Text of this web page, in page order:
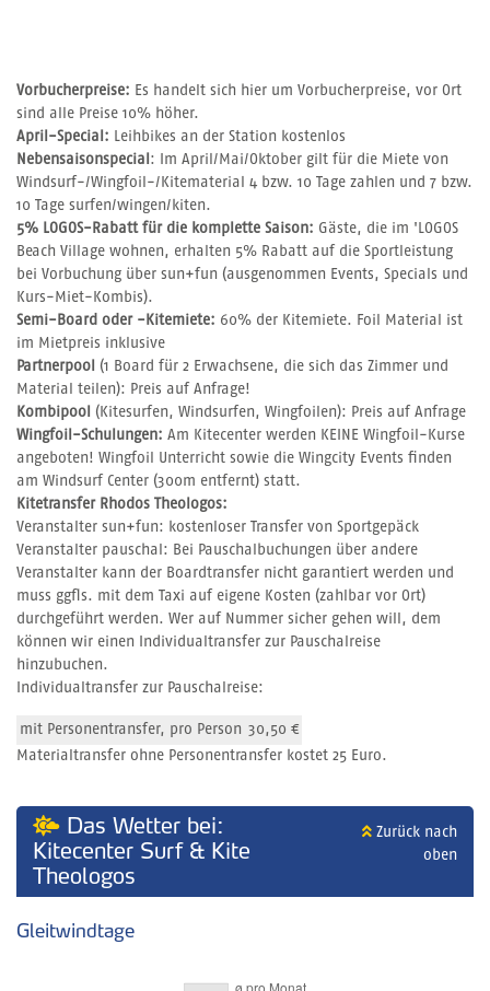
Vorbucherpreise: Es handelt sich hier um Vorbucherpreise, vor Ort
sind alle Preise 10% höher.
April-Special: Leihbikes an der Station kostenlos
Nebensaisonspecial : Im April/Mai/Oktober gilt für die Miete von
Windsurf-/Wingfoil-/Kitematerial 4 bzw. 10 Tage zahlen und 7 bzw.
10 Tage surfen/wingen/kiten.
5% LOGOS-Rabatt für die komplette Saison: Gäste, die im 'LOGOS
Beach Village wohnen, erhalten 5% Rabatt auf die Sportleistung
bei Vorbuchung über sun+fun (ausgenommen Events, Specials und
Kurs-Miet-Kombis).
Semi-Board oder -Kitemiete: 60% der Kitemiete. Foil Material ist
im Mietpreis inklusive
Partnerpool (1 Board für 2 Erwachsene, die sich das Zimmer und
Material teilen): Preis auf Anfrage!
Kombipool (Kitesurfen, Windsurfen, Wingfoilen): Preis auf Anfrage
Wingfoil-Schulungen: Am Kitecenter werden KEINE Wingfoil-Kurse
angeboten! Wingfoil Unterricht sowie die Wingcity Events finden
am Windsurf Center (300m entfernt) statt.
Kitetransfer Rhodos Theologos:
Veranstalter sun+fun: kostenloser Transfer von Sportgepäck
Veranstalter pauschal: Bei Pauschalbuchungen über andere
Veranstalter kann der Boardtransfer nicht garantiert werden und
muss ggfls. mit dem Taxi auf eigene Kosten (zahlbar vor Ort)
durchgeführt werden. Wer auf Nummer sicher gehen will, dem
können wir einen Individualtransfer zur Pauschalreise
hinzubuchen.
Individualtransfer zur Pauschalreise:
mit Personentransfer, pro Person 30,50 €
Materialtransfer ohne Personentransfer kostet 25 Euro.
Das Wetter bei:
Kitecenter Surf & Kite
Theologos
Zurück nach
oben
Gleitwindtage